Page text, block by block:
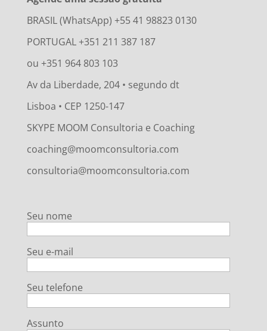
BRASIL (WhatsApp) +55 41 98823 0130
PORTUGAL +351 211 387 187
ou +351 964 803 103
Av da Liberdade, 204 • segundo dt
Lisboa • CEP 1250-147
SKYPE MOOM Consultoria e Coaching
coaching@moomconsultoria.com
consultoria@moomconsultoria.com
Seu nome
Seu e-mail
Seu telefone
Assunto